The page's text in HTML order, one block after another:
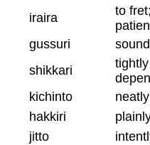
iraira
to
gussuri
shikkari
kichinto
hakkiri
jitto